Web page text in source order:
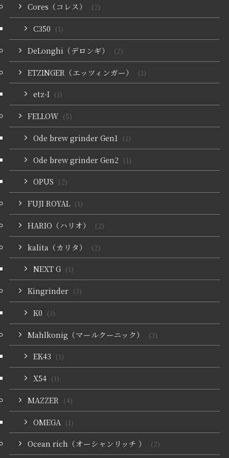
Cores（コレス） (2)
C350 (1)
DeLonghi（デロンギ） (2)
ETZINGER（エッツィンガー） (1)
etz-I (1)
FELLOW (5)
Ode brew grinder Gen1 (1)
Ode brew grinder Gen2 (1)
OPUS (2)
FUJI ROYAL (1)
HARIO（ハリオ） (2)
kalita（カリタ） (2)
NEXT G (1)
Kingrinder (3)
K0 (1)
Mahlkonig（マールクーニック） (3)
EK43 (1)
X54 (1)
MAZZER (4)
OMEGA (1)
Ocean rich（オーシャンリッチ ） (2)